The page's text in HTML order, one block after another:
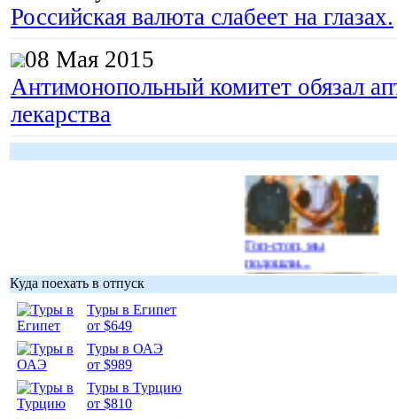
Российская валюта слабеет на глазах.
08 Мая 2015
Антимонопольный комитет обязал
лекарства
Гоп-стоп, мы
подошли...
Куда поехать в отпуск
Туры в Египет
от $649
Туры в ОАЭ
от $989
Туры в Турцию
от $810